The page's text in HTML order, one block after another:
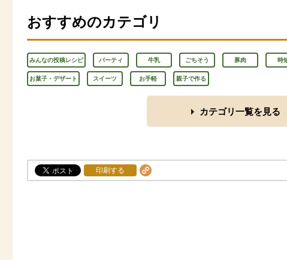
おすすめのカテゴリ
みんなの投稿レシピ パーティ 牛乳 ごちそう 豚肉 時
お菓子・デザート スイーツ お手軽 親子で作る
カテゴリ一覧を見る
印刷する